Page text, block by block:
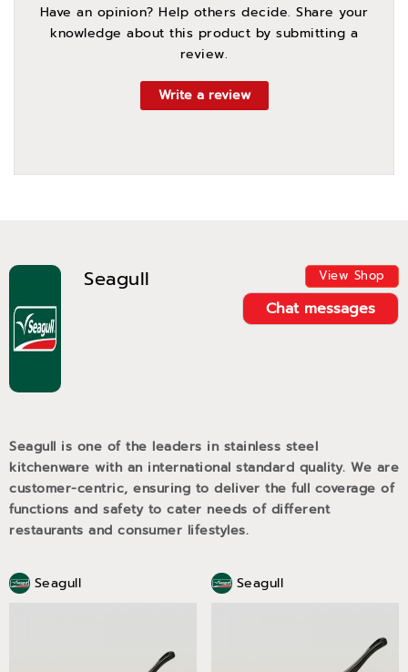
Seagull View Shop
Chat messages
Seagull is one of the leaders in stainless steel
kitchenware with an international standard quality. We are
customer-centric, ensuring to deliver the full coverage of
functions and safety to cater needs of different
restaurants and consumer lifestyles.
Seagull Seagull
Have an opinion? Help others decide. Share your
knowledge about this product by submitting a
review.
Write a review